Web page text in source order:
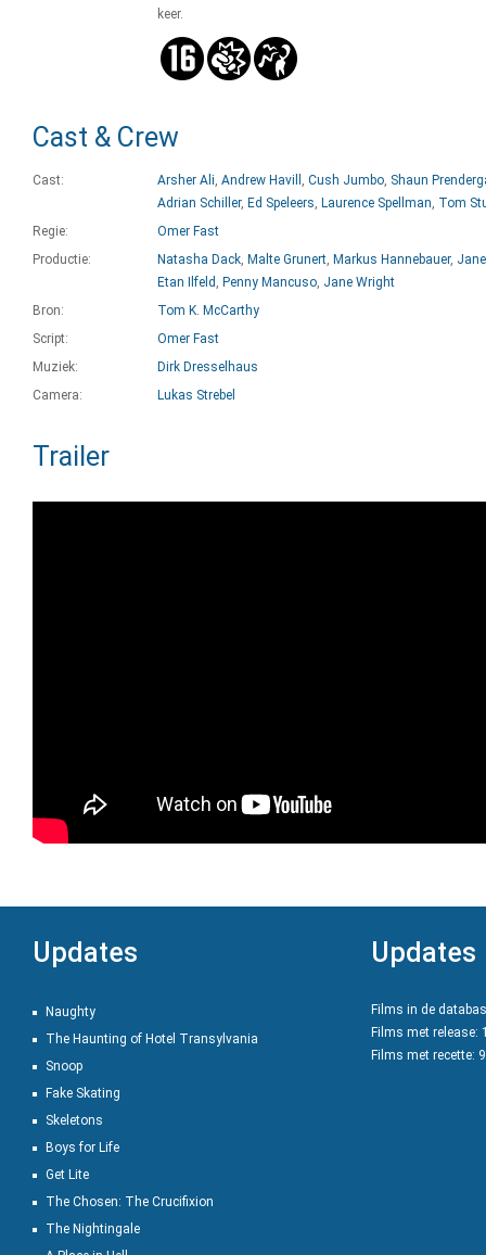
keer.
Cast & Crew
Cast: Arsher Ali, Andrew Havill , Cush Jumbo, Shaun
Adrian Schiller, Ed Speleers, Laurence Spellman, Tom
Regie:
Omer Fast
Productie:
Natasha Dack, Malte Grunert, Markus Hannebauer,
Etan Ilfeld , Penny Mancuso, Jane Wright
Bron:
Tom K. McCarthy
Script:
Omer Fast
Muziek:
Dirk Dresselhaus
Camera:
Lukas Strebel
Trailer
Updates
Naughty
The Haunting of Hotel Transylvania
Snoop
Fake Skating
Skeletons
Boys for Life
Get Lite
The Chosen: The Crucifixion
The Nightingale
Updates
Films in de
Films met release:
Films met recette: